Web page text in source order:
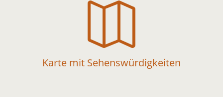

Karte mit Sehenswürdigkeiten